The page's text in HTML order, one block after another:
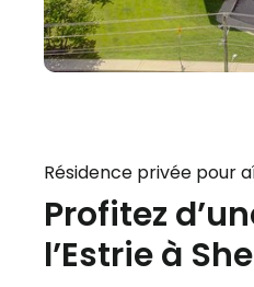
Résidence privée pour
Profitez
l’Estrie à